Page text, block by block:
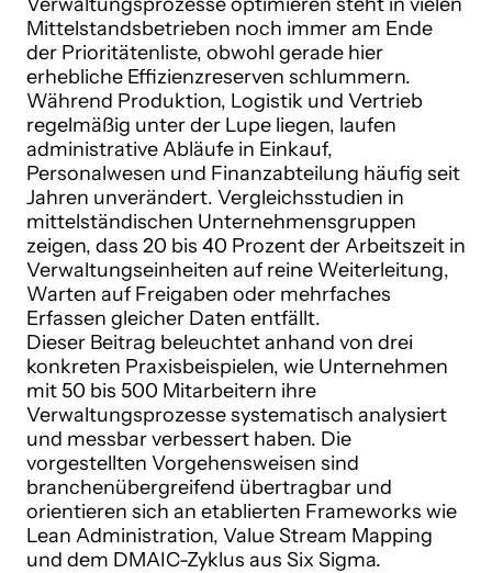
Mittelstandsbetrieben noch immer am Ende
der Prioritätenliste, obwohl gerade hier
erhebliche Effizienzreserven schlummern.
Während Produktion, Logistik und Vertrieb
regelmäßig unter der Lupe liegen, laufen
administrative Abläufe in Einkauf,
Personalwesen und Finanzabteilung häufig seit
Jahren unverändert. Vergleichsstudien in
mittelständischen Unternehmensgruppen
zeigen, dass 20 bis 40 Prozent der Arbeitszeit in
Verwaltungseinheiten auf reine Weiterleitung,
Warten auf Freigaben oder mehrfaches
Erfassen gleicher Daten entfällt.
Dieser Beitrag beleuchtet anhand von drei
konkreten Praxisbeispielen, wie Unternehmen
mit 50 bis 500 Mitarbeitern ihre
Verwaltungsprozesse systematisch analysiert
und messbar verbessert haben. Die
vorgestellten Vorgehensweisen sind
branchenübergreifend übertragbar und
orientieren sich an etablierten Frameworks wie
Lean Administration, Value Stream Mapping
und dem DMAIC-Zyklus aus Six Sigma.